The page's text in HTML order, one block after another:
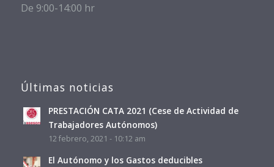
De 9:00-14:00 hr
Últimas noticias
PRESTACIÓN CATA 2021 (Cese de Actividad de
Trabajadores Autónomos)
12 febrero, 2021 - 10:12 am
El Autónomo y los Gastos deducibles